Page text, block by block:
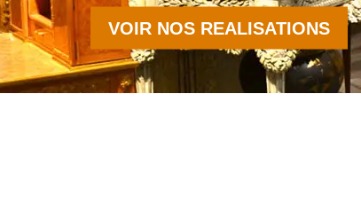
VOIR NOS REALISATIONS